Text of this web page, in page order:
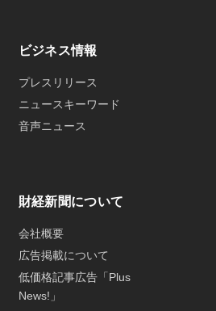
ビジネス情報
プレスリリース
ニュースキーワード
音声ニュース
財経新聞について
会社概要
広告掲載について
低価格記事広告「Plus
News!」